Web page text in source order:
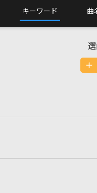
キーワード 曲